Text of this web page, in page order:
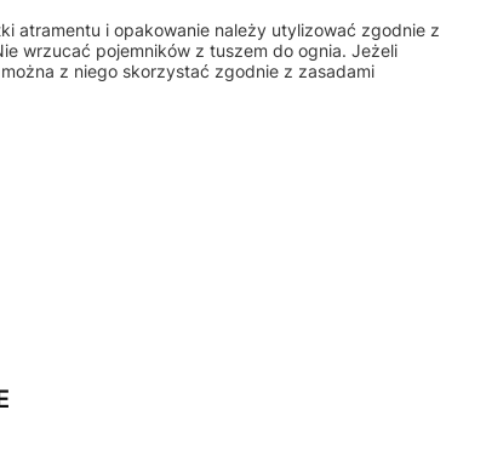
atramentu i opakowanie należy utylizować zgodnie z
wrzucać pojemników z tuszem do ognia. Jeżeli
z niego skorzystać zgodnie z zasadami